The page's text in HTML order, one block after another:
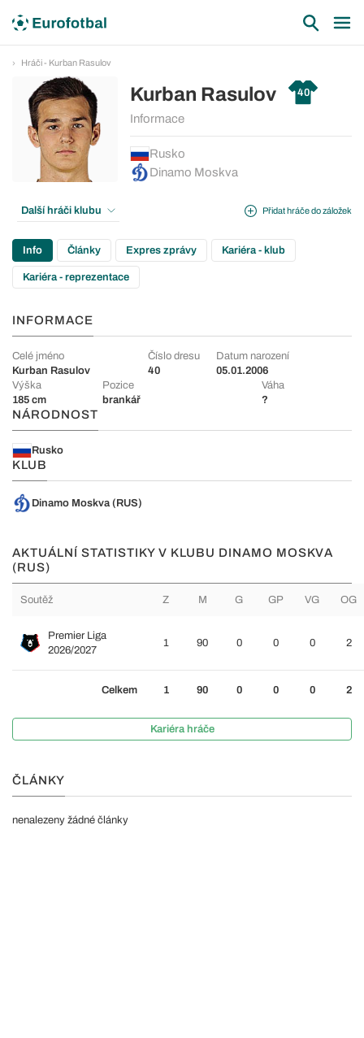
Hráči - Kurban Rasulov
Kurban Rasulov 40
Informace
Rusko
Dinamo Moskva
Přidat hráče do záložek
Další hráči klubu
Info Články Expres zprávy Kariéra - klub
Kariéra - reprezentace
INFORMACE
Celé jméno
Kurban Rasulov
Číslo dresu
40
Datum narození
05.01.2006
Výška
185 cm
Pozice
brankář
Váha
?
NÁRODNOST
Rusko
KLUB
Dinamo Moskva (RUS)
AKTUÁLNÍ STATISTIKY V KLUBU DINAMO MOSKVA
(RUS)
Soutěž Z M G GP VG OG
Premier Liga
2026/2027
1 90 0 0 0 2
Celkem 1 90 0 0 0 2
Kariéra hráče
ČLÁNKY
nenalezeny žádné články